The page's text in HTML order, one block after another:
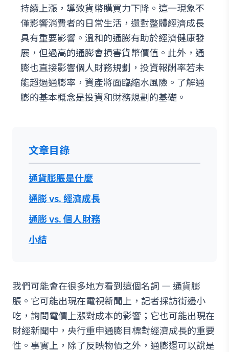
持續上漲，導致貨幣購買力下降。這一現象不
僅影響消費者的日常生活，還對整體經濟成長
具有重要影響。溫和的通膨有助於經濟健康發
展，但過高的通膨會損害貨幣價值。此外，通
膨也直接影響個人財務規劃，投資報酬率若未
能超過通膨率，資產將面臨縮水風險。了解通
膨的基本概念是投資和財務規劃的基礎。
文章目錄
通貨膨脹是什麼
通膨 vs. 經濟成長
通膨 vs. 個人財務
小結
我們可能會在很多地方看到這個名詞 — 通貨膨
脹。它可能出現在電視新聞上，記者採訪街邊小
吃，詢問電價上漲對成本的影響；它也可能出現在
財經新聞中，央行重申通膨目標對經濟成長的重要
性。事實上，除了反映物價之外，通膨還可以說是